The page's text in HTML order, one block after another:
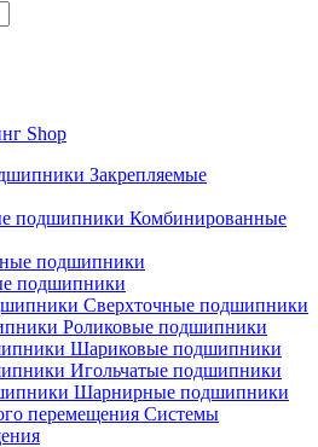
Закрепляемые
Комбинированные
подшипники
Сверхточные подшипники
Роликовые подшипники
Шариковые подшипники
Игольчатые подшипники
Шарнирные подшипники
Системы